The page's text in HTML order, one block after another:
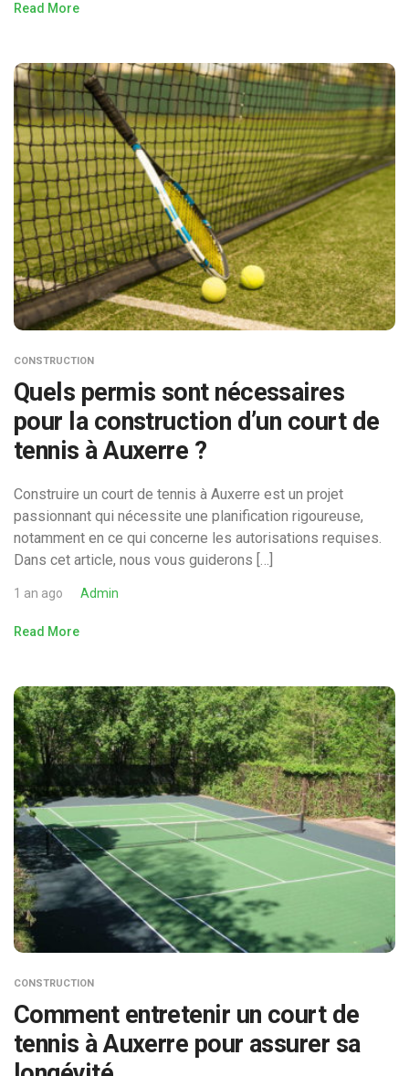
Read More
CONSTRUCTION
Quels permis sont nécessaires
pour la construction d’un court de
tennis à Auxerre ?
Construire un court de tennis à Auxerre est un projet
passionnant qui nécessite une planification rigoureuse,
notamment en ce qui concerne les autorisations requises.
Dans cet article, nous vous guiderons […]
1 an ago Admin
Read More
CONSTRUCTION
Comment entretenir un court de
tennis à Auxerre pour assurer sa